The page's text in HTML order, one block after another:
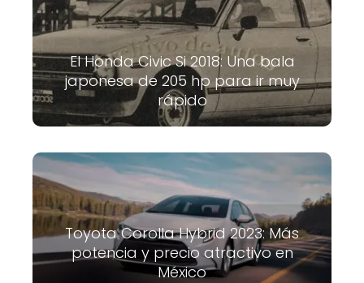
El Honda Civic Si 2018: Una bala
japonesa de 205 hp para ir muy
rápido
Toyota Corolla Hybrid 2023: Más
potencia y precio atractivo en
México